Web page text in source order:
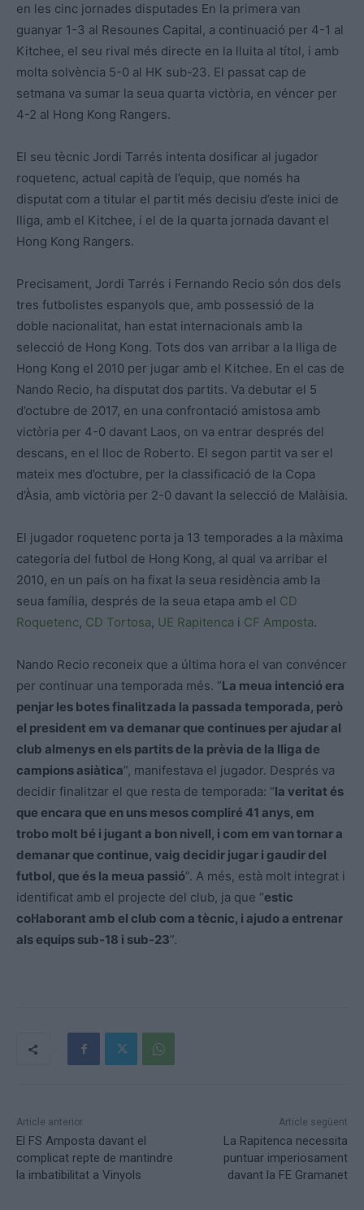
en les cinc jornades disputades En la primera van
guanyar 1-3 al Resounes Capital, a continuació per 4-1 al
Kitchee, el seu rival més directe en la lluita al títol, i amb
molta solvència 5-0 al HK sub-23. El passat cap de
setmana va sumar la seua quarta victòria, en véncer per
4-2 al Hong Kong Rangers.
El seu tècnic Jordi Tarrés intenta dosificar al jugador
roquetenc, actual capità de l’equip, que només ha
disputat com a titular el partit més decisiu d’este inici de
lliga, amb el Kitchee, i el de la quarta jornada davant el
Hong Kong Rangers.
Precisament, Jordi Tarrés i Fernando Recio són dos dels
tres futbolistes espanyols que, amb possessió de la
doble nacionalitat, han estat internacionals amb la
selecció de Hong Kong. Tots dos van arribar a la lliga de
Hong Kong el 2010 per jugar amb el Kitchee. En el cas de
Nando Recio, ha disputat dos partits. Va debutar el 5
d’octubre de 2017, en una confrontació amistosa amb
victòria per 4-0 davant Laos, on va entrar després del
descans, en el lloc de Roberto. El segon partit va ser el
mateix mes d’octubre, per la classificació de la Copa
d’Àsia, amb victòria per 2-0 davant la selecció de Malàisia.
El jugador roquetenc porta ja 13 temporades a la màxima
categoria del futbol de Hong Kong, al qual va arribar el
2010, en un país on ha fixat la seua residència amb la
seua família, després de la seua etapa amb el CD
Roquetenc, CD Tortosa, UE Rapitenca i CF Amposta.
Nando Recio reconeix que a última hora el van convéncer
per continuar una temporada més. ”La meua intenció era
penjar les botes finalitzada la passada temporada, però
el president em va demanar que continues per ajudar al
club almenys en els partits de la prèvia de la lliga de
campions asiàtica”, manifestava el jugador. Després va
decidir finalitzar el que resta de temporada: “la veritat és
que encara que en uns mesos compliré 41 anys, em
trobo molt bé i jugant a bon nivell, i com em van tornar a
demanar que continue, vaig decidir jugar i gaudir del
futbol, que és la meua passió”. A més, està molt integrat i
identificat amb el projecte del club, ja que “estic
col·laborant amb el club com a tècnic, i ajudo a entrenar
als equips sub-18 i sub-23”.
Article anterior
El FS Amposta davant el
complicat repte de mantindre
la imbatibilitat a Vinyols
Article següent
La Rapitenca necessita
puntuar imperiosament
davant la FE Gramanet